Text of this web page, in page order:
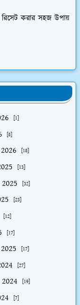
রিসেট করার সহজ উপায়
[1]
[8]
[18]
[13]
2025 [32]
[23]
[12]
[17]
[17]
[27]
2024 [19]
[7]